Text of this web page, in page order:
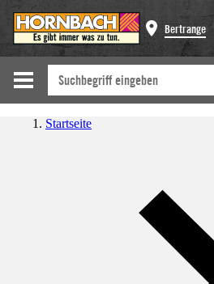
Bertrange
Startseite